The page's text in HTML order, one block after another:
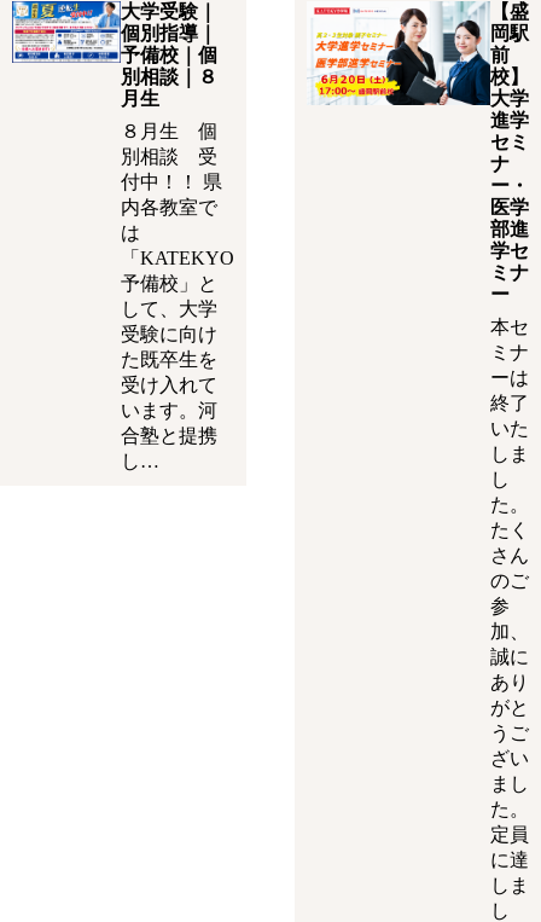
大学受験｜
個別指導｜
予備校｜個
別相談｜８
月生
８月生 個
別相談 受
付中！！ 県
内各教室で
は
「KATEKYO
予備校」と
して、大学
受験に向け
た既卒生を
受け入れて
います。河
合塾と提携
し…
【盛
岡駅
前
校】
大学
進学
セミ
ナ
ー・
医学
部進
学セ
ミナ
ー
本セ
ミナ
ーは
終了
いた
しま
し
た。
たく
さん
のご
参
加、
誠に
あり
がと
うご
ざい
まし
た。
定員
に達
しま
し